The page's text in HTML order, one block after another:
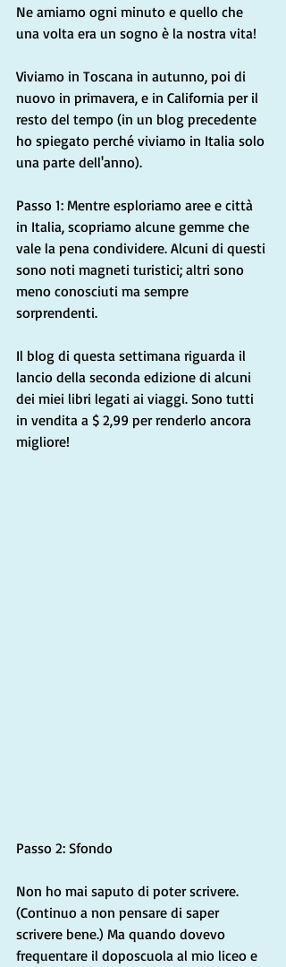
Ne amiamo ogni minuto e quello che
una volta era un sogno è la nostra vita!
Viviamo in Toscana in autunno, poi di
nuovo in primavera, e in California per il
resto del tempo (in un blog precedente
ho spiegato perché viviamo in Italia solo
una parte dell'anno).
Passo 1: Mentre esploriamo aree e città
in Italia, scopriamo alcune gemme che
vale la pena condividere. Alcuni di questi
sono noti magneti turistici; altri sono
meno conosciuti ma sempre
sorprendenti.
Il blog di questa settimana riguarda il
lancio della seconda edizione di alcuni
dei miei libri legati ai viaggi. Sono tutti
in vendita a $ 2,99 per renderlo ancora
migliore!
Passo 2: Sfondo
Non ho mai saputo di poter scrivere.
(Continuo a non pensare di saper
scrivere bene.) Ma quando dovevo
frequentare il doposcuola al mio liceo e